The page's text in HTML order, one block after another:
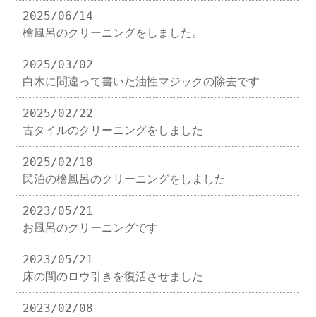
2025/06/14
檜風呂のクリーニングをしました。
2025/03/02
白木に間違って書いた油性マジックの除去です
2025/02/22
古タイルのクリーニングをしました
2025/02/18
民泊の檜風呂のクリーニングをしました
2023/05/21
お風呂のクリーニングです
2023/05/21
床の間のロウ引きを復活させました
2023/02/08